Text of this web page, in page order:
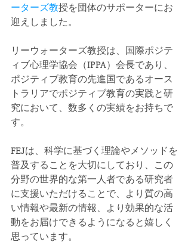
ーターズ教授を団体のサポーターにお
迎えしました。
リーウォーターズ教授は、国際ポジテ
ィブ心理学協会（IPPA）会長であり、
ポジティブ教育の先進国であるオース
トラリアでポジティブ教育の実践と研
究において、数多くの実績をお持ちで
す。
FEJは、科学に基づく理論やメソッドを
普及することを大切にしており、この
分野の世界的な第一人者である研究者
に支援いただけることで、より質の高
い情報や最新の情報、より効果的な活
動をお届けできるようになると嬉しく
思っています。